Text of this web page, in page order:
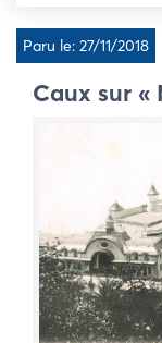
Paru le: 27/11/2018
Caux sur «